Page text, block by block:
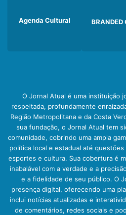
Agenda Cultural BRANDED
O Jornal Atual é uma instituição
respeitada, profundamente
Região Metropolitana e da Costa
sua fundação, o Jornal Atual tem
comunidade, cobrindo uma ampla
política local e estadual até
esportes e cultura. Sua cobertura é
inabalável com a verdade e a
e a fidelidade de seu público. O
presença digital, oferecendo uma
inclui notícias atualizadas e
de comentários, redes sociais e